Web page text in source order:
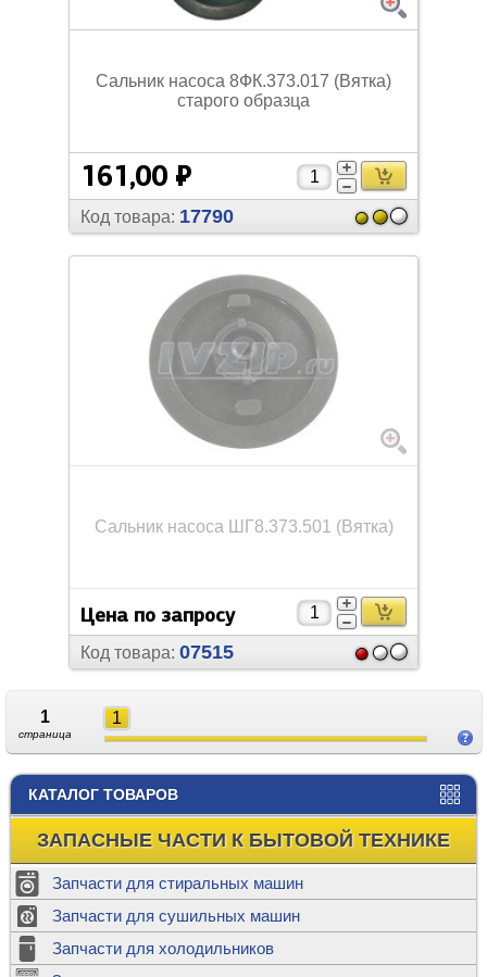
КАТАЛОГ ТОВАРОВ
ЗАПАСНЫЕ ЧАСТИ К БЫТОВОЙ ТЕХНИКЕ
Запчасти для стиральных машин
Запчасти для сушильных машин
Запчасти для холодильников
Сальник насоса 8ФК.373.017 (Вятка)
старого образца
161,00 ₽
Код товара: 17790
Сальник насоса ШГ8.373.501 (Вятка)
Цена по запросу
Код товара: 07515
1
страница
1